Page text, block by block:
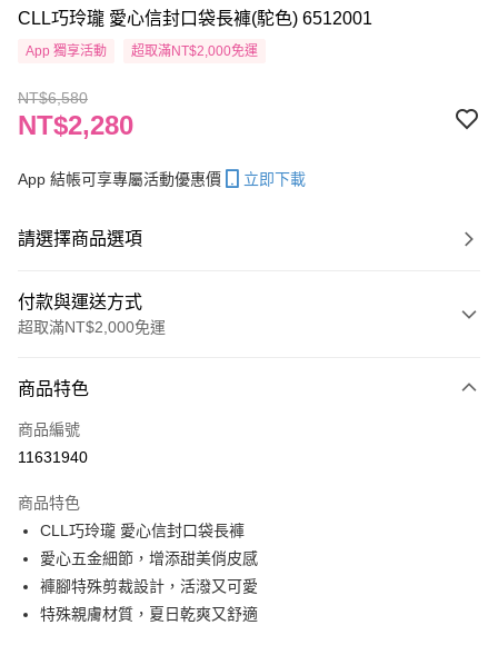
CLL巧玲瓏 愛心信封口袋長褲(駝色) 6512001
App 獨享活動 超取滿NT$2,000免運
NT$6,580
NT$2,280
App 結帳可享專屬活動優惠價 立即下載
請選擇商品選項
付款與運送方式
超取滿NT$2,000免運
信用卡一次付款
信用卡分期付款
合作金庫商業銀行
華南商業銀行
上海商業儲蓄銀行
國泰世華商業銀行
臺灣中小企業銀行
超商取貨付款
LINE Pay
Apple Pay
商品特色
商品編號
11631940
商品特色
CLL巧玲瓏 愛心信封口袋長褲
愛心五金細節，增添甜美俏皮感
褲腳特殊剪裁設計，活潑又可愛
特殊親膚材質，夏日乾爽又舒適